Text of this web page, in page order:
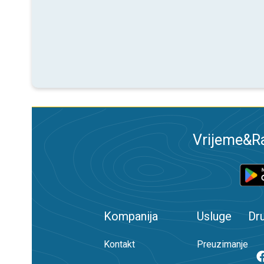
Kompanija
Kontakt
Usluge
Preuzimanje